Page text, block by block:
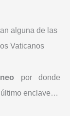
alguna de las
Vaticanos
por donde
último enclave…